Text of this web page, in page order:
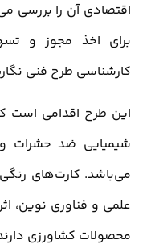
اقتصادی آن را بررسی
برای اخذ مجوز و
کارشناسی طرح فنی
این طرح اقدامی است
شیمیایی ضد حشرات
می‌باشد. کارت‌های
علمی و فناوری نوین،
محصولات کشاورزی